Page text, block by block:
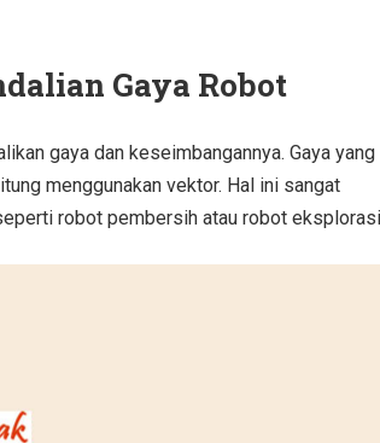
Gaya Robot
gaya dan keseimbangannya. Gaya yang
menggunakan vektor. Hal ini sangat
robot pembersih atau robot